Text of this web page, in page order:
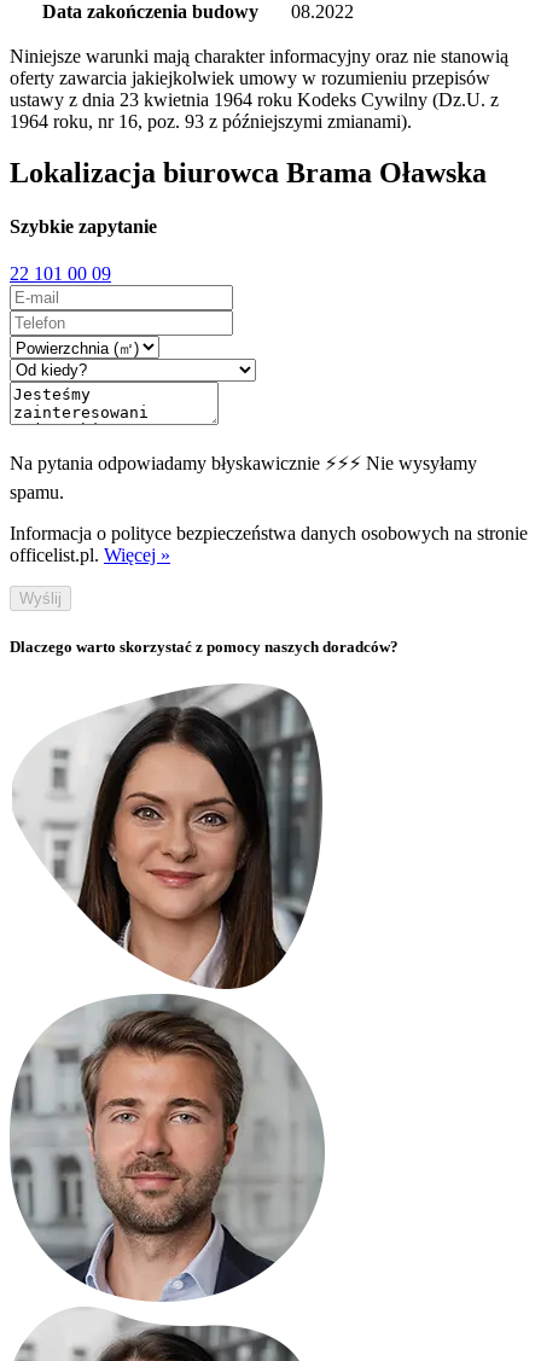
Data zakończenia budowy 08.2022
Niniejsze warunki mają charakter informacyjny oraz nie stanowią
oferty zawarcia jakiejkolwiek umowy w rozumieniu przepisów
ustawy z dnia 23 kwietnia 1964 roku Kodeks Cywilny (Dz.U. z
1964 roku, nr 16, poz. 93 z późniejszymi zmianami).
Lokalizacja biurowca Brama Oławska
Szybkie zapytanie
22 101 00 09
Na pytania odpowiadamy błyskawicznie ⚡⚡⚡ Nie wysyłamy
spamu.
Informacja o polityce bezpieczeństwa danych osobowych na stronie
officelist.pl. Więcej »
Wyślij
Dlaczego warto skorzystać z pomocy naszych doradców?